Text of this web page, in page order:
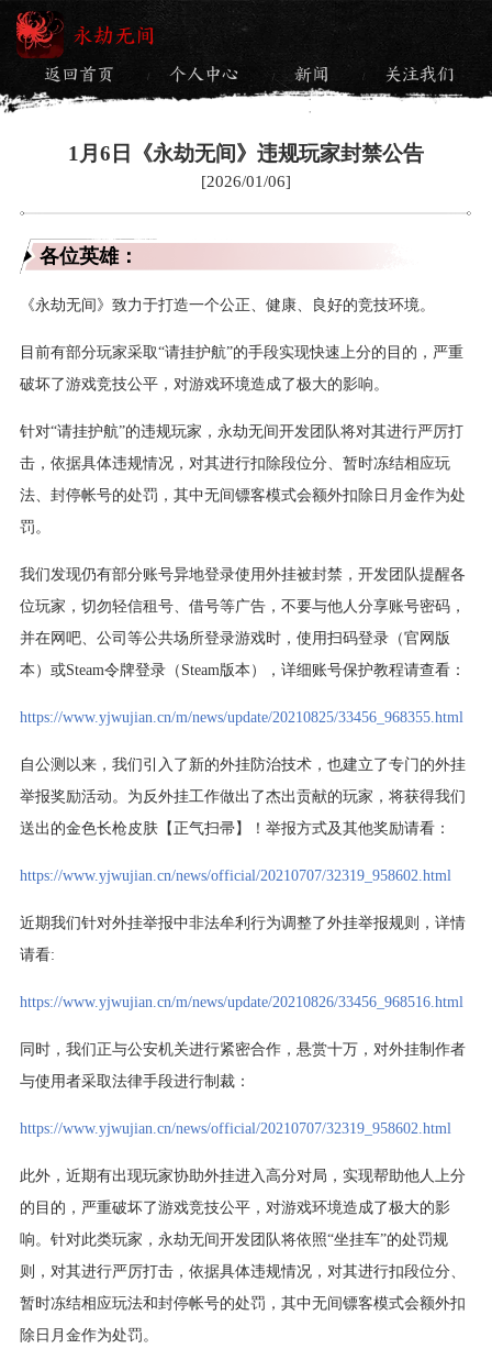
永劫无间
返回首页 / 个人中心 / 新闻 / 关注我们
1月6日《永劫无间》违规玩家封禁公告
[2026/01/06]
各位英雄：
《永劫无间》致力于打造一个公正、健康、良好的竞技环境。
目前有部分玩家采取“请挂护航”的手段实现快速上分的目的，严重
破坏了游戏竞技公平，对游戏环境造成了极大的影响。
针对“请挂护航”的违规玩家，永劫无间开发团队将对其进行严厉打
击，依据具体违规情况，对其进行扣除段位分、暂时冻结相应玩
法、封停帐号的处罚，其中无间镖客模式会额外扣除日月金作为处
罚。
我们发现仍有部分账号异地登录使用外挂被封禁，开发团队提醒各
位玩家，切勿轻信租号、借号等广告，不要与他人分享账号密码，
并在网吧、公司等公共场所登录游戏时，使用扫码登录（官网版
本）或Steam令牌登录（Steam版本），详细账号保护教程请查看：
https://www.yjwujian.cn/m/news/update/20210825/33456_968355.html
自公测以来，我们引入了新的外挂防治技术，也建立了专门的外挂
举报奖励活动。为反外挂工作做出了杰出贡献的玩家，将获得我们
送出的金色长枪皮肤【正气扫帚】！举报方式及其他奖励请看：
https://www.yjwujian.cn/news/official/20210707/32319_958602.html
近期我们针对外挂举报中非法牟利行为调整了外挂举报规则，详情
请看:
https://www.yjwujian.cn/m/news/update/20210826/33456_968516.html
同时，我们正与公安机关进行紧密合作，悬赏十万，对外挂制作者
与使用者采取法律手段进行制裁：
https://www.yjwujian.cn/news/official/20210707/32319_958602.html
此外，近期有出现玩家协助外挂进入高分对局，实现帮助他人上分
的目的，严重破坏了游戏竞技公平，对游戏环境造成了极大的影
响。针对此类玩家，永劫无间开发团队将依照“坐挂车”的处罚规
则，对其进行严厉打击，依据具体违规情况，对其进行扣段位分、
暂时冻结相应玩法和封停帐号的处罚，其中无间镖客模式会额外扣
除日月金作为处罚。